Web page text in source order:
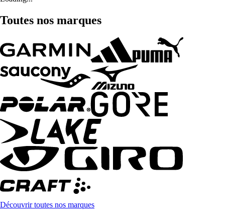
Toutes nos marques
Découvrir toutes nos marques